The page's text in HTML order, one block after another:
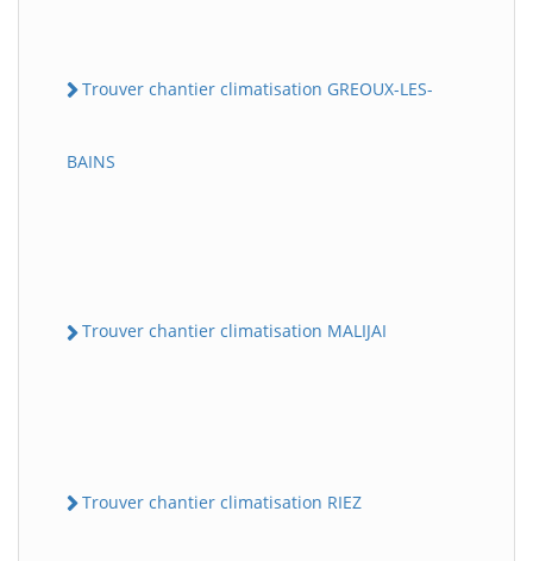
Trouver chantier climatisation GREOUX-LES-
BAINS
Trouver chantier climatisation MALIJAI
Trouver chantier climatisation RIEZ